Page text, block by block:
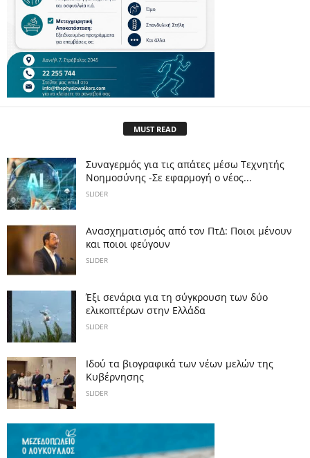
MUST READ
Συναγερμός για τις απάτες μέσω Τεχνητής
Νοημοσύνης -Σε εφαρμογή ο νέος...
SLIDER
Ανασχηματισμός από τον ΠτΔ: Ποιοι μένουν
και ποιοι φεύγουν
SLIDER
Έξι σενάρια για τη σύγκρουση των δύο
ελικοπτέρων στην Eλλάδα
SLIDER
Ιδού τα βιογραφικά των νέων μελών της
Κυβέρνησης
SLIDER